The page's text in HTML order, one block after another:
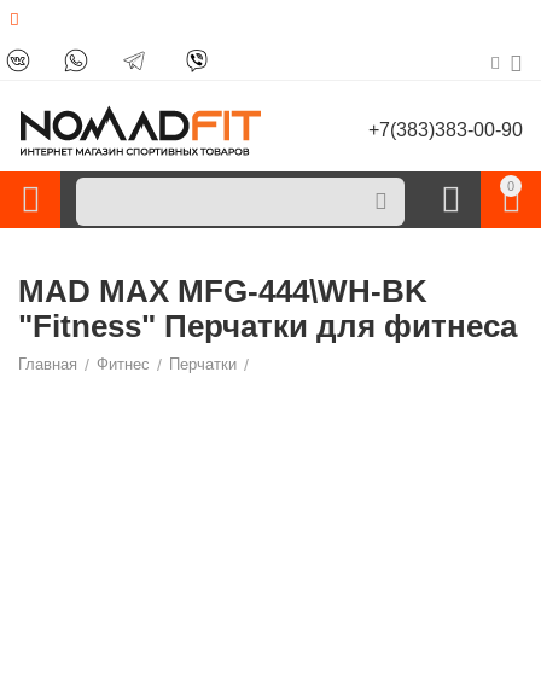
+7(383)383-00-90
0
MAD MAX MFG-444\WH-BK
"Fitness" Перчатки для фитнеса
Главная / Фитнес / Перчатки /